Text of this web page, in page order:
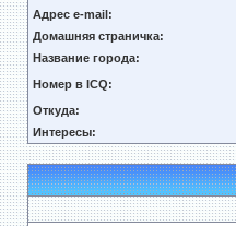
Адрес e-mail:
Домашняя страничка:
Название города:
Номер в ICQ:
Откуда:
Интересы: